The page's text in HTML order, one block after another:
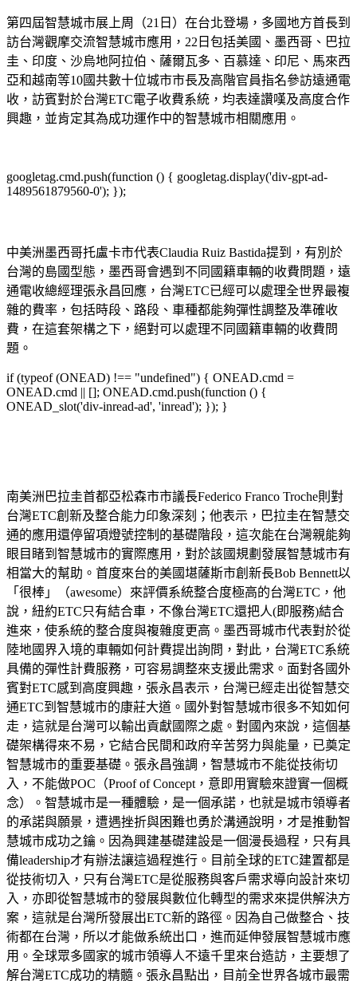
第四屆智慧城市展上周（21日）在台北登場，多國地方首長到
訪台灣觀摩交流智慧城市應用，22日包括美國、墨西哥、巴拉
圭、印度、沙烏地阿拉伯、薩爾瓦多、百慕達、印尼、馬來西
亞和越南等10國共數十位城市市長及高階官員指名參訪遠通電
收，訪賓對於台灣ETC電子收費系統，均表達讚嘆及高度合作
興趣，並肯定其為成功運作中的智慧城市相關應用。
googletag.cmd.push(function () { googletag.display('div-gpt-ad-
1489561879560-0'); });
中美洲墨西哥托盧卡市代表Claudia Ruiz Bastida提到，有別於
台灣的島國型態，墨西哥會遇到不同國籍車輛的收費問題，遠
通電收總經理張永昌回應，台灣ETC已經可以處理全世界最複
雜的費率，包括時段、路段、車種都能夠彈性調整及準確收
費，在這套架構之下，絕對可以處理不同國籍車輛的收費問
題。
if (typeof (ONEAD) !== "undefined") { ONEAD.cmd =
ONEAD.cmd || []; ONEAD.cmd.push(function () {
ONEAD_slot('div-inread-ad', 'inread'); }); }
南美洲巴拉圭首都亞松森市市議長Federico Franco Troche則對
台灣ETC創新及整合能力印象深刻；他表示，巴拉圭在智慧交
通的應用還停留項燈號控制的基礎階段，這次能在台灣親能夠
眼目睹到智慧城市的實際應用，對於該國規劃發展智慧城市有
相當大的幫助。首度來台的美國堪薩斯市創新長Bob Bennett以
「很棒」（awesome）來評價系統整合度極高的台灣ETC，他
說，紐約ETC只有結合車，不像台灣ETC還把人(即服務)結合
進來，使系統的整合度與複雜度更高。墨西哥城市代表對於從
陸地國界入境的車輛如何計費提出詢問，對此，台灣ETC系統
具備的彈性計費服務，可容易調整來支援此需求。面對各國外
賓對ETC感到高度興趣，張永昌表示，台灣已經走出從智慧交
通ETC到智慧城市的康莊大道。國外對智慧城市很多不知如何
走，這就是台灣可以輸出貢獻國際之處。對國內來說，這個基
礎架構得來不易，它結合民間和政府辛苦努力與能量，已奠定
智慧城市的重要基礎。張永昌強調，智慧城市不能從技術切
入，不能做POC（Proof of Concept，意即用實驗來證實一個概
念）。智慧城市是一種體驗，是一個承諾，也就是城市領導者
的承諾與願景，遭遇挫折與困難也勇於溝通說明，才是推動智
慧城市成功之鑰。因為興建基礎建設是一個漫長過程，只有具
備leadership才有辦法讓這過程進行。目前全球的ETC建置都是
從技術切入，只有台灣ETC是從服務與客戶需求導向設計來切
入，亦即從智慧城市的發展與數位化轉型的需求來提供解決方
案，這就是台灣所發展出ETC新的路徑。因為自己做整合、技
術都在台灣，所以才能做系統出口，進而延伸發展智慧城市應
用。全球眾多國家的城市領導人不遠千里來台造訪，主要想了
解台灣ETC成功的精髓。張永昌點出，目前全世界各城市最需